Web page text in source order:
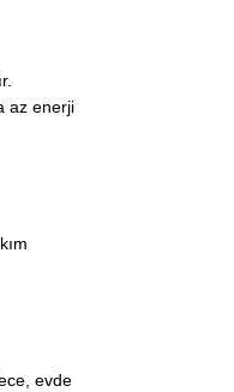
az enerji
evde